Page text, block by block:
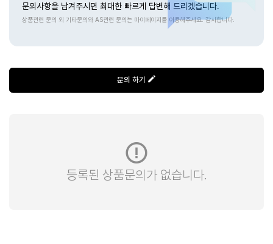
먹기에도 너무 좋았습니다. 나중에 얼음 더 채워서 먹었는데 끝까지 맛이
부드럽게 남고 커피 향도 계속 기억에 남습니다
문의사항을 남겨주시면 최대한 빠르게 답변해 드리겠습니다.
상품관련 문의 외 기타문의와 AS관련 문의는 마이페이지를 이용해주세요. 감사합니다.
문의 하기
등록된 상품문의가 없습니다.